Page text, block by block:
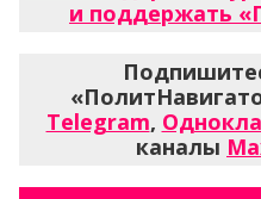
и поддержать
Telegram,
каналы